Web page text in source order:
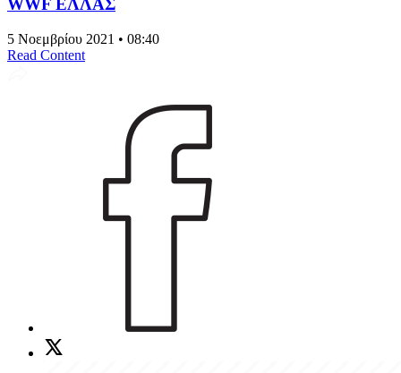
WWF ΕΛΛΑΣ
5 Νοεμβρίου 2021 • 08:40
Read Content